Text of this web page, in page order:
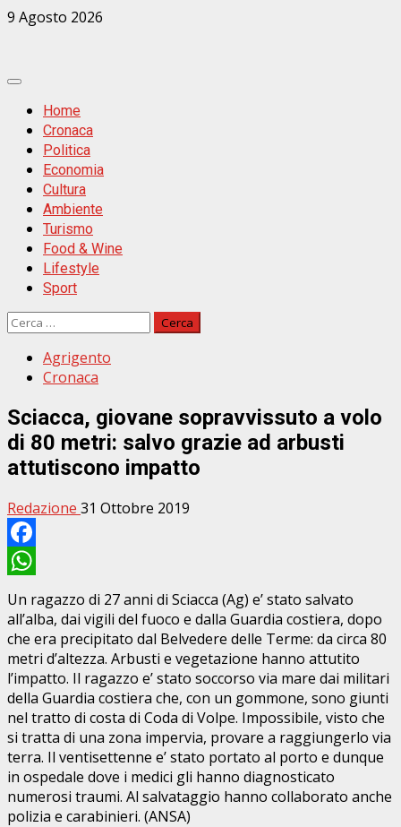
Zum
9 Agosto 2026
Primäres
MenüHome
Cronaca
Politica
Economia
Cultura
Ambiente
Turismo
Food & Wine
Lifestyle
Sport
Ricerca
Agrigento
Cronaca
Sciacca, giovane sopravvissuto a volo
di 80 metri: salvo grazie ad arbusti
attutiscono impatto
Redazione 31 Ottobre 2019
Facebook
WhatsApp
Un ragazzo di 27 anni di Sciacca (Ag) e’ stato salvato
all’alba, dai vigili del fuoco e dalla Guardia costiera, dopo
che era precipitato dal Belvedere delle Terme: da circa 80
metri d’altezza. Arbusti e vegetazione hanno attutito
l’impatto. Il ragazzo e’ stato soccorso via mare dai militari
della Guardia costiera che, con un gommone, sono giunti
nel tratto di costa di Coda di Volpe. Impossibile, visto che
si tratta di una zona impervia, provare a raggiungerlo via
terra. Il ventisettenne e’ stato portato al porto e dunque
in ospedale dove i medici gli hanno diagnosticato
numerosi traumi. Al salvataggio hanno collaborato anche
polizia e carabinieri. (ANSA)